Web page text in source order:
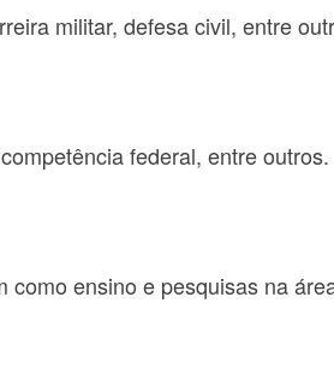
militar, defesa civil, entre
federal, entre outros.
como ensino e pesquisas na